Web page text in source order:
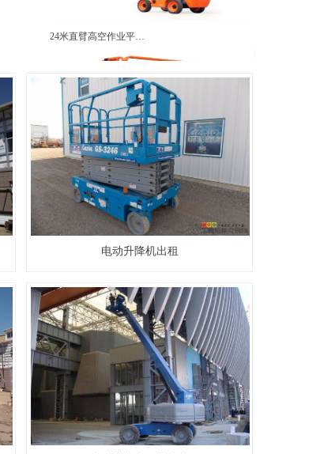
24米直臂高空作业平…
8米升降机出租
10米升降机出租
电动升降机出租